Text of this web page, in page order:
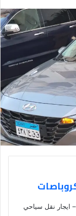
– ايجار نقل سياحي